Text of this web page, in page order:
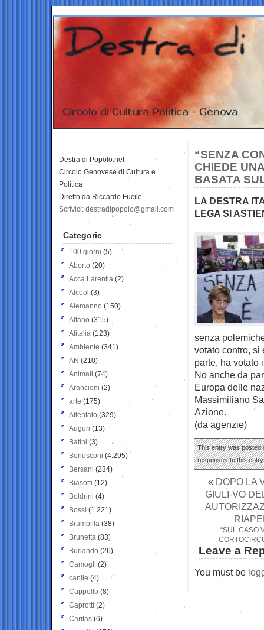
“SENZA
CHIEDE
BASATA
LA DESTRA
LEGA SI
senza
votato contro, si
parte, ha votato
No anche da
Europa delle
Massimiliano
Azione.
(da agenzie)
This entry was posted
responses to this
« DOPO LA
GIULI-VO
“SUL CASO
Leave a
You must be
Destra di Popolo.net
Circolo Genovese di Cultura e
Politica
Diretto da Riccardo Fucile
Scrivici: destradipopolo@gmail.com
Categorie
100 giorni (5)
Aborto (20)
Acca Larentia (2)
Alcool (3)
Alemanno (150)
Alfano (315)
Alitalia (123)
Ambiente (341)
AN (210)
Animali (74)
Arancioni (2)
arte (175)
Attentato (329)
Auguri (13)
Batini (3)
Berlusconi (4.295)
Bersani (234)
Biasotti (12)
Boldrini (4)
Bossi (1.221)
Brambilla (38)
Brunetta (83)
Burlando (26)
Camogli (2)
canile (4)
Cappello (8)
Caprotti (2)
Caritas (6)